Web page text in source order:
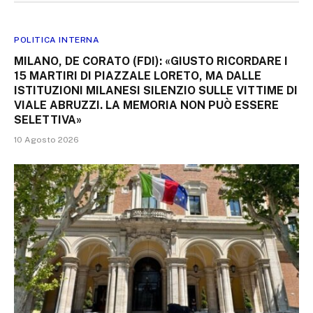
POLITICA INTERNA
MILANO, DE CORATO (FDI): «GIUSTO RICORDARE I
15 MARTIRI DI PIAZZALE LORETO, MA DALLE
ISTITUZIONI MILANESI SILENZIO SULLE VITTIME DI
VIALE ABRUZZI. LA MEMORIA NON PUÒ ESSERE
SELETTIVA»
10 Agosto 2026